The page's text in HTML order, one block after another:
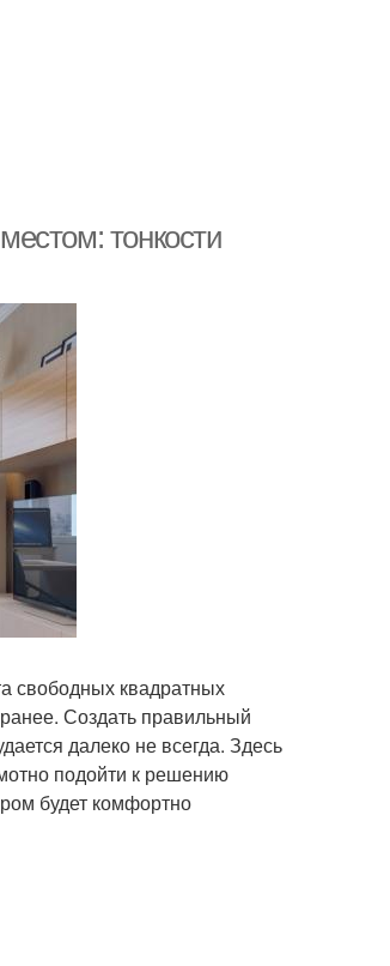
тонкости
свободных квадратных
Создать правильный
далеко не всегда. Здесь
подойти к решению
будет комфортно